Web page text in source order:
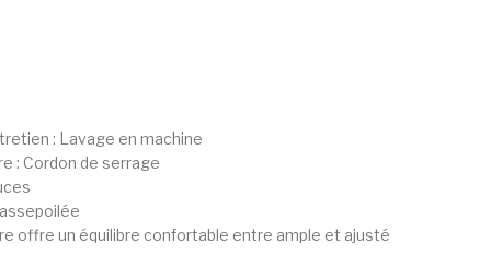
: Lavage en machine
: Cordon de serrage
offre un équilibre confortable entre ample et ajusté